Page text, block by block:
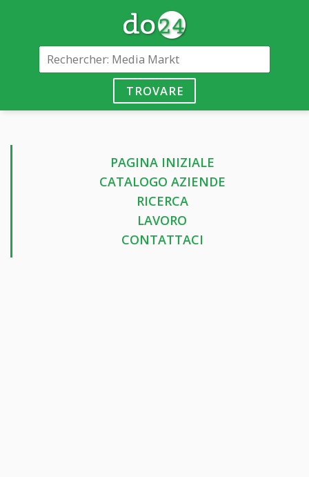
TROVARE
PAGINA INIZIALE
CATALOGO AZIENDE
RICERCA
LAVORO
CONTATTACI